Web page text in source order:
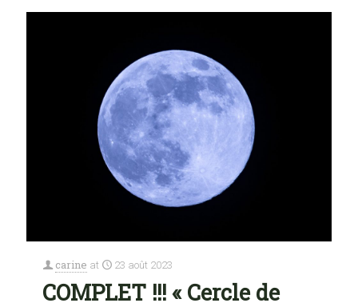
carine at 23 août 2023
COMPLET !!! « Cercle de